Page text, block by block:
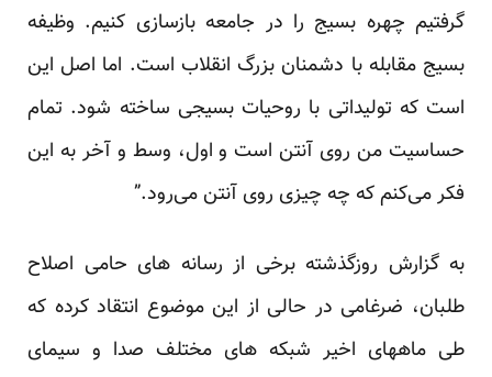
گرفتیم چهره بسیج را در جامعه بازسازی کنیم. وظیفه
بسیج مقابله با دشمنان بزرگ انقلاب است. اما اصل این
است که تولیداتی با روحیات بسیجی ساخته شود. تمام
حساسیت من روی آنتن است و اول، وسط و آخر به این
فکر می‌کنم که چه چیزی روی آنتن می‌رود.”
به گزارش روزگذشته برخی از رسانه های حامی اصلاح
طلبان، ضرغامی در حالی از این موضوع انتقاد کرده که
طی ماههای اخیر شبکه های مختلف صدا و سیمای